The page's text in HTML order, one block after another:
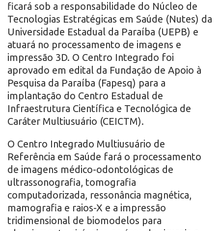
ficará sob a responsabilidade do Núcleo de
Tecnologias Estratégicas em Saúde (Nutes) da
Universidade Estadual da Paraíba (UEPB) e
atuará no processamento de imagens e
impressão 3D. O Centro Integrado foi
aprovado em edital da Fundação de Apoio à
Pesquisa da Paraíba (Fapesq) para a
implantação do Centro Estadual de
Infraestrutura Científica e Tecnológica de
Caráter Multiusuário (CEICTM).
O Centro Integrado Multiusuário de
Referência em Saúde fará o processamento
de imagens médico-odontológicas de
ultrassonografia, tomografia
computadorizada, ressonância magnética,
mamografia e raios-X e a impressão
tridimensional de biomodelos para